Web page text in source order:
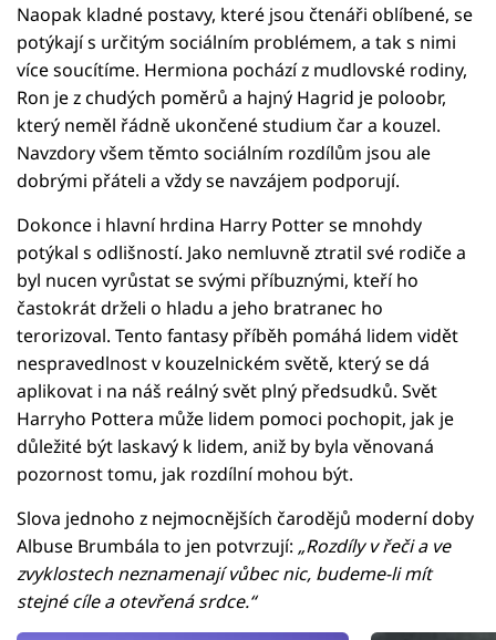
Naopak kladné postavy, které jsou čtenáři oblíbené, se
potýkají s určitým sociálním problémem, a tak s nimi
více soucítíme. Hermiona pochází z mudlovské rodiny,
Ron je z chudých poměrů a hajný Hagrid je poloobr,
který neměl řádně ukončené studium čar a kouzel.
Navzdory všem těmto sociálním rozdílům jsou ale
dobrými přáteli a vždy se navzájem podporují.
Dokonce i hlavní hrdina Harry Potter se mnohdy
potýkal s odlišností. Jako nemluvně ztratil své rodiče a
byl nucen vyrůstat se svými příbuznými, kteří ho
častokrát drželi o hladu a jeho bratranec ho
terorizoval. Tento fantasy příběh pomáhá lidem vidět
nespravedlnost v kouzelnickém světě, který se dá
aplikovat i na náš reálný svět plný předsudků. Svět
Harryho Pottera může lidem pomoci pochopit, jak je
důležité být laskavý k lidem, aniž by byla věnovaná
pozornost tomu, jak rozdílní mohou být.
Slova jednoho z nejmocnějších čarodějů moderní doby
Albuse Brumbála to jen potvrzují: „Rozdíly v řeči a ve
zvyklostech neznamenají vůbec nic, budeme-li mít
stejné cíle a otevřená srdce.“